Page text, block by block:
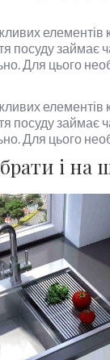
елементів
посуду займає
Для цього
елементів
посуду займає
Для цього
і на